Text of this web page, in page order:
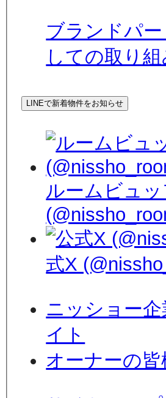
ブランドパー
しての取り組
LINEで新着物件をお知らせ
ルームビュッ
式X
ニッショー
イト
オーナーの皆